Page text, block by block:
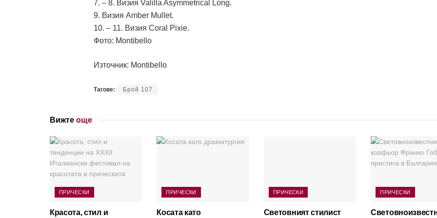
7. – 8. Визия Valilla Asymmetrical Long.
9. Визия Amber Mullet.
10. – 11. Визия Coral Pixie.
Фото: Montibello
Източник: Montibello
Тагове: Брой 107
Вижте още
ПРИЧЕСКИ
Красота, стил и
ПРИЧЕСКИ
Косата като
ПРИЧЕСКИ
Световният стилист
ПРИЧЕСКИ